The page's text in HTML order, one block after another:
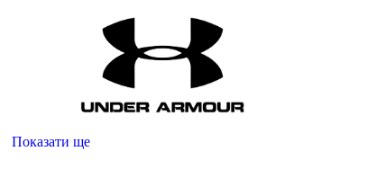
Показати ще